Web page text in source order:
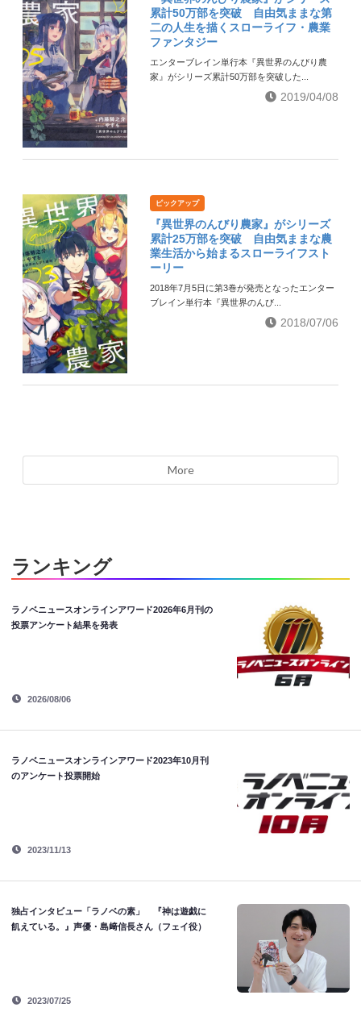
累計50万部を突破 自由気ままな第
二の人生を描くスローライフ・農業
ファンタジー
エンターブレイン単行本『異世界のんびり農
家』がシリーズ累計50万部を突破した...
2019/04/08
ピックアップ
『異世界のんびり農家』がシリーズ
累計25万部を突破 自由気ままな農
業生活から始まるスローライフスト
ーリー
2018年7月5日に第3巻が発売となったエンター
ブレイン単行本『異世界のんび...
2018/07/06
More
ランキング
ラノベニュースオンラインアワード2026年6月刊の
投票アンケート結果を発表
2026/08/06
ラノベニュースオンラインアワード2023年10月刊
のアンケート投票開始
2023/11/13
独占インタビュー「ラノベの素」 『神は遊戯に
飢えている。』声優・島﨑信長さん（フェイ役）
2023/07/25